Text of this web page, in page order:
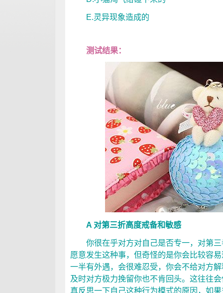
E.灵异现象造成的
测试结果：
A 对第三折高度戒备和敏感
你很在乎对方对自己是否专一，对第三
愿意发生这种事，但奇怪的是你会比较容
一半有外遇，会很难忍受，你会不给对方
及时对方极力挽留你也不肯回头。这往往
真反思一下自己这种行为模式的原因，如